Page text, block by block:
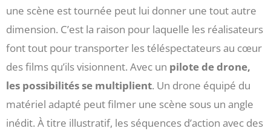
une scène est tournée peut lui donner une tout autre
dimension. C’est la raison pour laquelle les réalisateurs
font tout pour transporter les téléspectateurs au cœur
des films qu’ils visionnent. Avec un pilote de drone,
les possibilités se multiplient. Un drone équipé du
matériel adapté peut filmer une scène sous un angle
inédit. À titre illustratif, les séquences d’action avec des